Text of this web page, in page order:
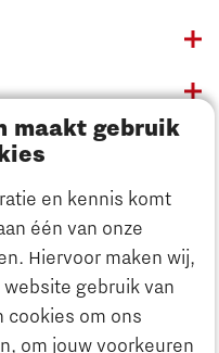
maakt gebruik
en kennis komt
één van onze
Hiervoor maken wij,
gebruik van
cookies om ons
om jouw voorkeuren